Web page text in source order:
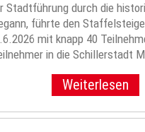
Stadtführung durch die
führte den
mit knapp 40
in die Schillerstadt
Weiterlesen